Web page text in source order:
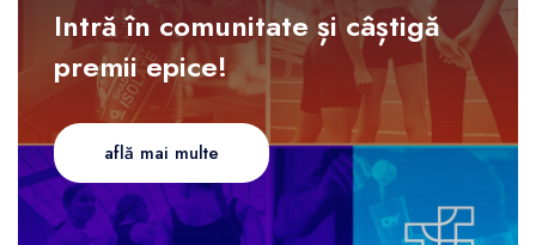
Intră în comunitate și câștigă
premii epice!
află mai multe